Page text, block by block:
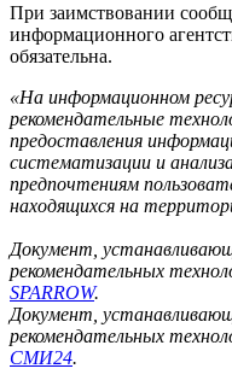
При заимствовании
информационного
обязательна.
«На информационном
рекомендательные
предоставления
систематизации и
предпочтениям
находящихся на
Документ,
рекомендательных
SPARROW.
Документ,
рекомендательных
СМИ24.